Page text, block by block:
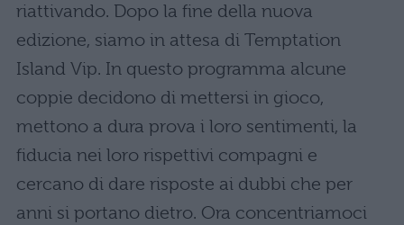
riattivando. Dopo la fine della nuova
edizione, siamo in attesa di Temptation
Island Vip. In questo programma alcune
coppie decidono di mettersi in gioco,
mettono a dura prova i loro sentimenti, la
fiducia nei loro rispettivi compagni e
cercano di dare risposte ai dubbi che per
anni si portano dietro. Ora concentriamoci